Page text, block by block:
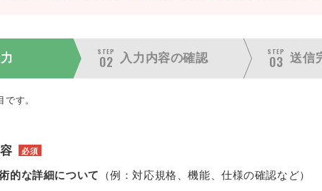
STEP
02 入力内容の確認
STEP
03 送信
です。
必須
的な詳細について （例：対応規格、機能、仕様の確認など）